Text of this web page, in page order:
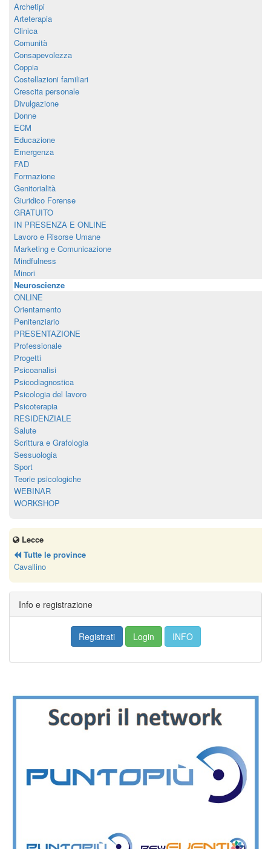
Archetipi
Arteterapia
Clinica
Comunità
Consapevolezza
Coppia
Costellazioni familiari
Crescita personale
Divulgazione
Donne
ECM
Educazione
Emergenza
FAD
Formazione
Genitorialità
Giuridico Forense
GRATUITO
IN PRESENZA E ONLINE
Lavoro e Risorse Umane
Marketing e Comunicazione
Mindfulness
Minori
Neuroscienze
ONLINE
Orientamento
Penitenziario
PRESENTAZIONE
Professionale
Progetti
Psicoanalisi
Psicodiagnostica
Psicologia del lavoro
Psicoterapia
RESIDENZIALE
Salute
Scrittura e Grafologia
Sessuologia
Sport
Teorie psicologiche
WEBINAR
WORKSHOP
Lecce
Tutte le province
Cavallino
Info e registrazione
Registrati Login INFO